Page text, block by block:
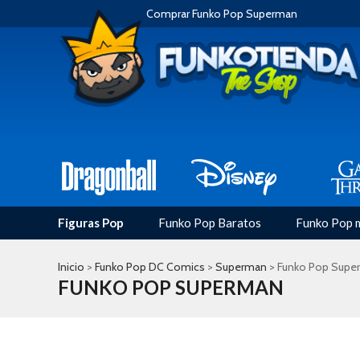
Comprar Funko Pop Superman
Figuras Pop Funko Pop Baratos Funko Pop
Inicio > Funko Pop DC Comics > Superman > Funko Pop
FUNKO POP SUPERMAN